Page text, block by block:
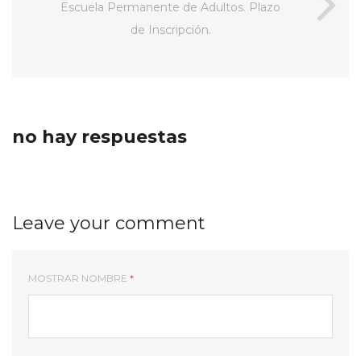
Escuela Permanente de Adultos. Plazo
de Inscripción.
no hay respuestas
Leave your comment
MOSTRAR NOMBRE *